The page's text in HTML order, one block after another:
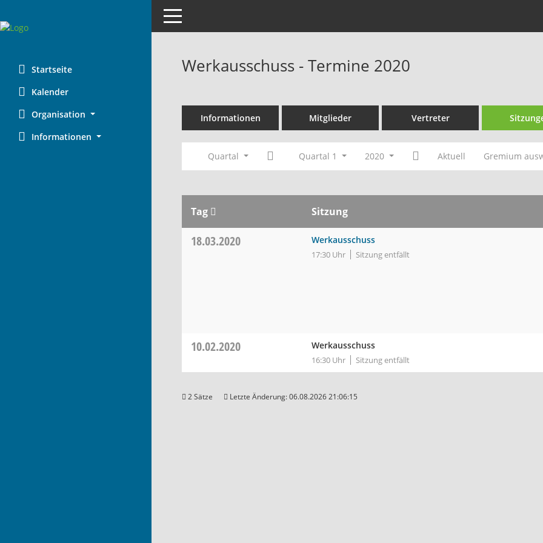
Startseite
Kalender
Organisation
Informationen
Toggle navigation
Werkausschuss - Termine 2020
Informationen Mitglieder Vertreter
Quartal Quartal 1 2020 Aktuell Gremium
Tag Sitzung
18.03.2020 Werkausschuss
17:30 Uhr Sitzung entfällt
10.02.2020 Werkausschuss
16:30 Uhr Sitzung entfällt
2 Sätze Letzte Änderung: 06.08.2026 21:06:15